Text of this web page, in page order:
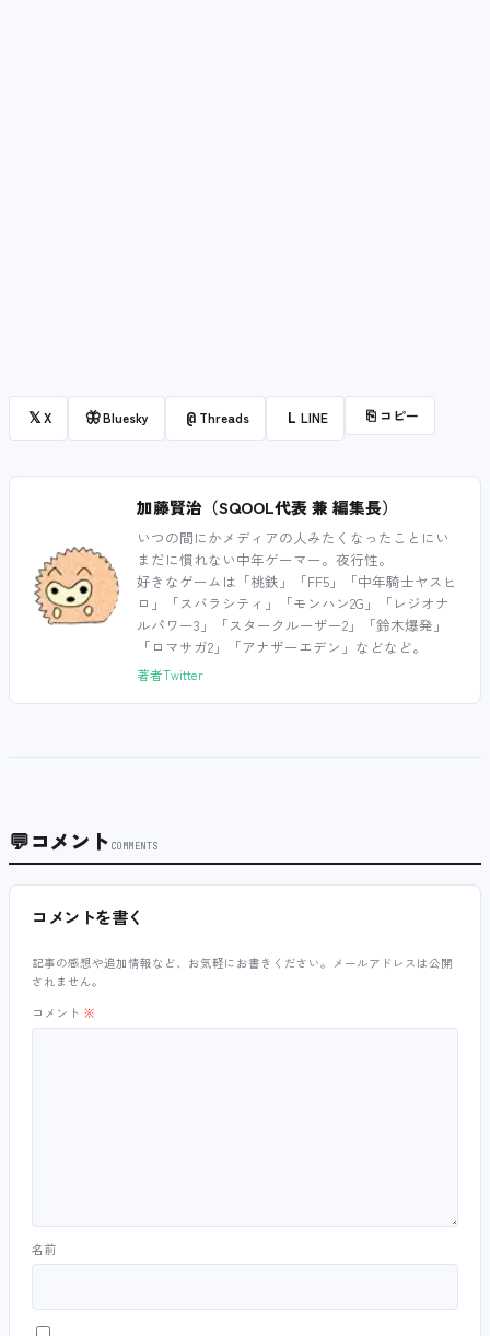
𝕏X 🦋Bluesky @ Threads L LINE ⎘ コピー
加藤賢治（SQOOL代表 兼 編集長）
いつの間にかメディアの人みたくなったことにい
まだに慣れない中年ゲーマー。夜行性。
好きなゲームは「桃鉄」「FF5」「中年騎士ヤスヒ
ロ」「スバラシティ」「モンハン2G」「レジオナ
ルパワー3」「スタークルーザー2」「鈴木爆発」
「ロマサガ2」「アナザーエデン」などなど。
著者Twitter
💬コメント COMMENTS
コメントを書く
記事の感想や追加情報など、お気軽にお書きください。メールアドレスは公開
されません。
コメント ※
名前